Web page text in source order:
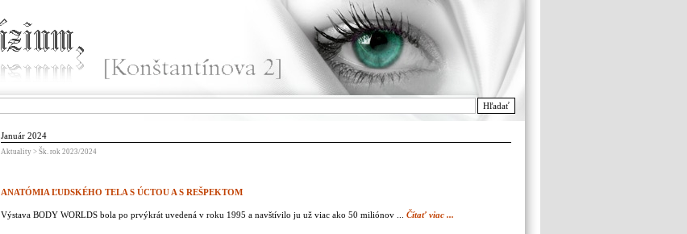
Hľadať
Január 2024
Aktuality > Šk. rok 2023/2024
ANATÓMIA ĽUDSKÉHO TELA S ÚCTOU A S REŠPEKTOM
Výstava BODY WORLDS bola po prvýkrát uvedená v roku 1995 a navštívilo ju už viac ako 50 miliónov ... Čítať viac ...